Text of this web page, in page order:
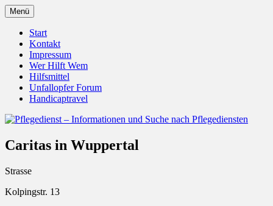
Zum
Inhalt
springen
Pflegedienst – Informationen
und Suche nach Pflegediensten
Unfallopfer – Hilfswerk
Menü
Start
Kontakt
Impressum
Wer Hilft Wem
Hilfsmittel
Unfallopfer Forum
Handicaptravel
Caritas in Wuppertal
Strasse
Kolpingstr. 13